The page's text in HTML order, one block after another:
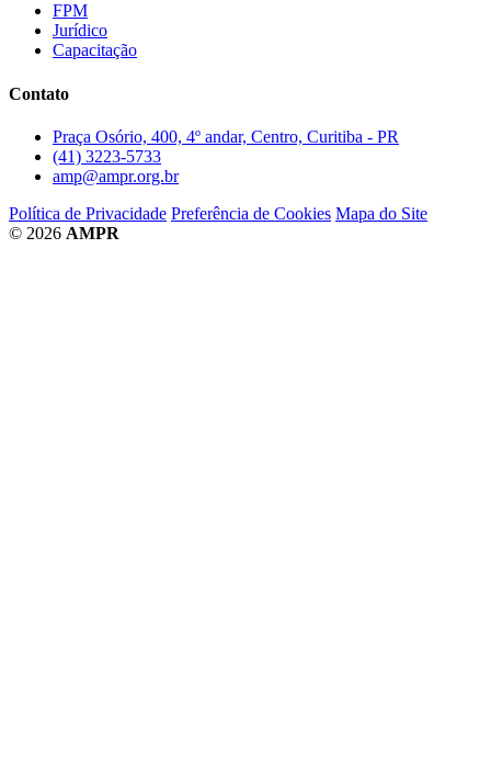
FPM
Jurídico
Capacitação
Contato
Praça Osório, 400, 4º andar, Centro, Curitiba - PR
(41) 3223-5733
amp@ampr.org.br
Política de Privacidade Preferência de Cookies Mapa do Site
© 2026 AMPR